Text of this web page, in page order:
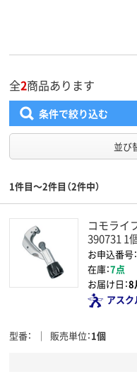
全2商品あります
条件で絞り込む
並び
1件目～2件目（2件中）
コモライ
390731 1
お申込番号
在庫：7点
お届け日：8
アス
型番 販売単位 1個